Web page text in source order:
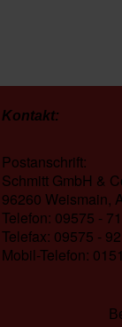
Kontakt:
Postanschrift:
Schmitt GmbH &
96260 Weismain,
Telefon: 09575 -
Telefax: 09575 -
Mobil-Telefon: